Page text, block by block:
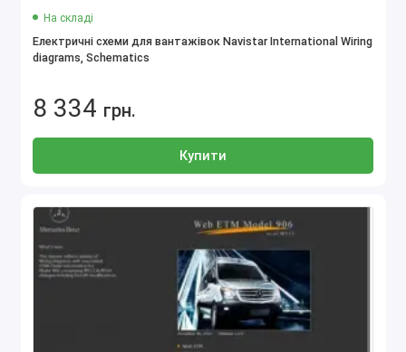
На складі
Електричні схеми для вантажівок Navistar International Wiring
diagrams, Schematics
8 334 грн.
Купити
5.0